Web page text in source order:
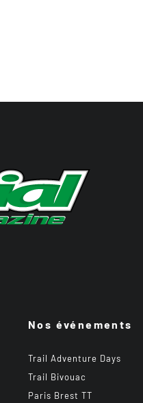
Nos événements
Trail Adventure Days
Trail Bivouac
Paris Brest TT